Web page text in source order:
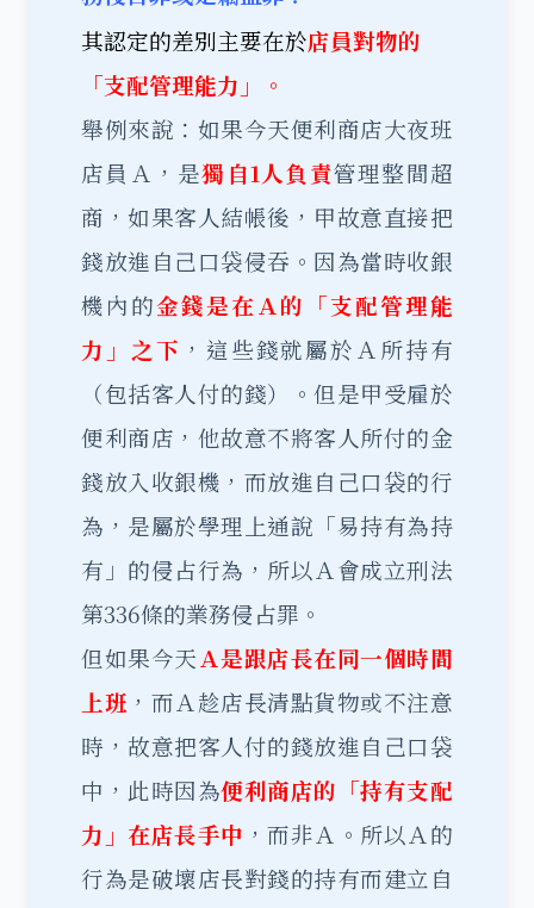
其認定的差別主要在於店員對物的
「支配管理能力」。
舉例來說：如果今天便利商店大夜班
店員Ａ，是獨自1人負責管理整間超
商，如果客人結帳後，甲故意直接把
錢放進自己口袋侵吞。因為當時收銀
機內的金錢是在Ａ的「支配管理能
力」之下 ，這些錢就屬於Ａ所持有
（包括客人付的錢）。但是甲受雇於
便利商店，他故意不將客人所付的金
錢放入收銀機，而放進自己口袋的行
為，是屬於學理上通說「易持有為持
有」的侵占行為，所以Ａ會成立刑法
第336條的業務侵占罪。
但如果今天 Ａ是跟店長在同一個時間
上班 ，而Ａ趁店長清點貨物或不注意
時，故意把客人付的錢放進自己口袋
中，此時因為便利商店的「持有支配
力」在店長手中 ，而非Ａ。所以Ａ的
行為是破壞店長對錢的持有而建立自